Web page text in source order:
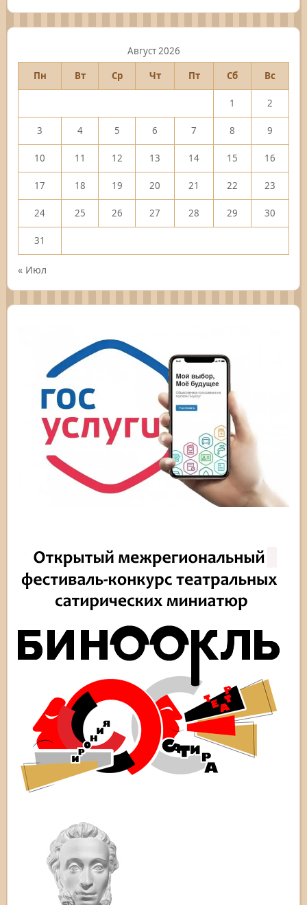
Август 2026
Пн
Вт Ср Чт Пт Сб Вс
1 2
3 4 5 6 7 8 9
10 11 12 13 14 15 16
17 18 19 20 21 22 23
24 25 26 27 28 29 30
31
« Июл